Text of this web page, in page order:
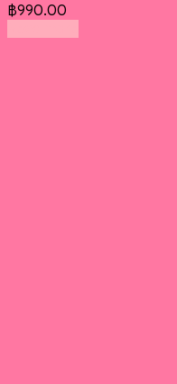
฿990.00